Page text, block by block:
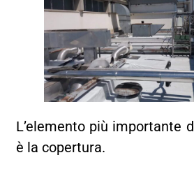
L’elemento più importante
è la copertura.